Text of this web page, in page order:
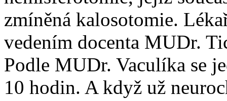
zmíněná kalosotomie.
vedením docenta MUDr.
Podle MUDr. Vaculíka se
10 hodin. A když už